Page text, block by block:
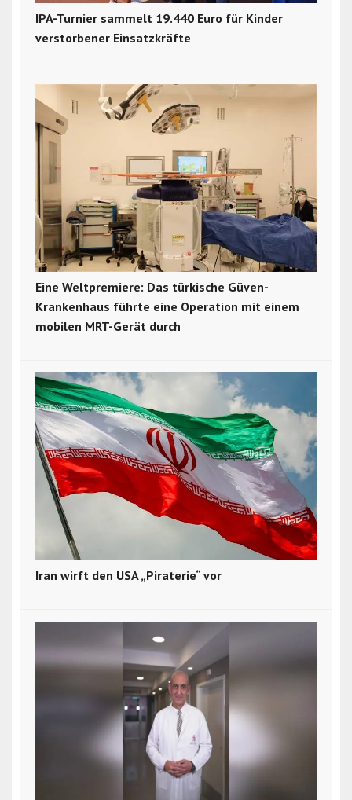
IPA-Turnier sammelt 19.440 Euro für Kinder
verstorbener Einsatzkräfte
Eine Weltpremiere: Das türkische Güven-
Krankenhaus führte eine Operation mit einem
mobilen MRT-Gerät durch
Iran wirft den USA „Piraterie“ vor